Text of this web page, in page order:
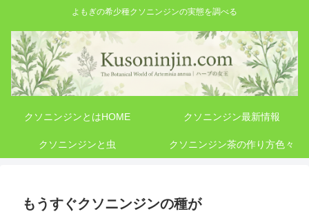
よもぎの希少種クソニンジンの実態を調べる
クソニンジンとはHOME クソニンジン最新情報
クソニンジンと虫 クソニンジン茶の作り方色々
もうすぐクソニンジンの種が